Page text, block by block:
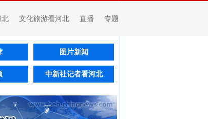
北 文化旅游看河北 直播 专题
图片新闻
中新社记者看河北